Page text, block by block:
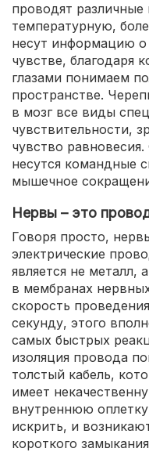
проводят
температурную,
несут информацию
чувстве, благодаря
глазами понимаем
пространстве.
в мозг все виды
чувствительности,
чувство
несутся командные
мышечное
Нервы – это
Говоря просто,
электрические
является не металл,
в мембранах
скорость
секунду, этого
самых быстрых
изоляция провода
толстый кабель,
имеет
внутреннюю
искрить, и
короткого